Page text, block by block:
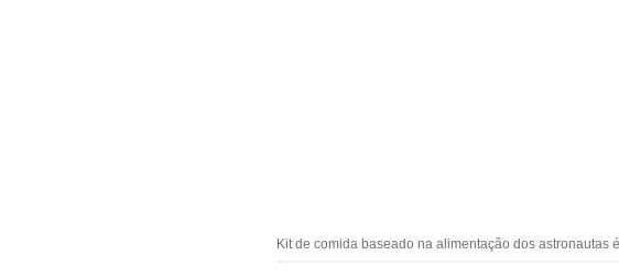
Kit de comida baseado na alimentação dos astronautas